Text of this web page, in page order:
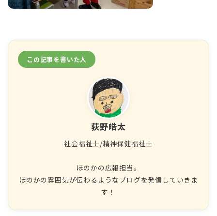
この記事を書いた人
荻野皓太
社会福祉士/精神保健福祉士
ほのかの広報担当。
ほのかの雰囲気が伝わるようなブログを発信していきま
す！